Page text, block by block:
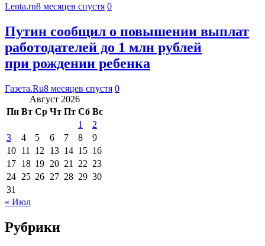
Lenta.ru8 месяцев спустя 0
Путин сообщил о повышении выплат
работодателей до 1 млн рублей
при рождении ребенка
Газета.Ru8 месяцев спустя 0
Август 2026
Пн Вт Ср Чт Пт Сб Вс
1
2
3
4 5 6 7 8
9
10 11 12 13 14 15 16
17 18 19 20 21 22 23
24 25 26 27 28 29 30
31
« Июл
Рубрики